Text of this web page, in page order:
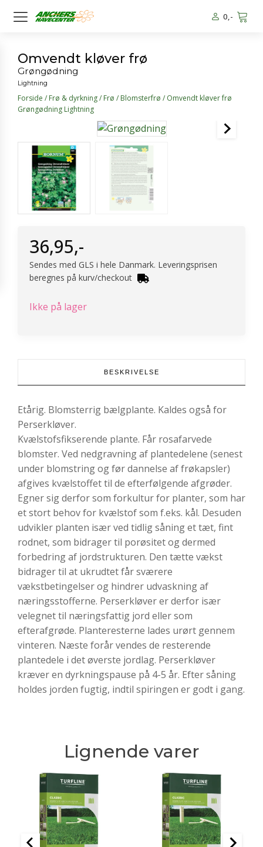
0,-
Forside / Frø & dyrkning/ Frø / Blomsterfrø / Omvendt kløver frø
Grøngødning Lightning
Omvendt kløver frø
Grøngødning
Lightning
36,95,-
Sendes med GLS i hele Danmark. Leveringsprisen
beregnes på kurv/checkout
Ikke på lager
BESKRIVELSE
Etårig. Blomsterrig bælgplante. Kaldes også for
Perserkløver.
Kvælstofsfikserende plante. Får rosafarvede
blomster. Ved nedgravning af plantedelene (senest
under blomstring og før dannelse af frøkapsler)
afgives kvælstoffet til de efterfølgende afgrøder.
Egner sig derfor som forkultur for planter, som har
et stort behov for kvælstof som f.eks. kål. Desuden
udvikler planten især ved tidlig såning et tæt, fint
rodnet, som bidrager til porøsitet og dermed
forbedring af jordstrukturen. Den tætte vækst
bidrager til at ukrudtet får sværere
vækstbetingelser og hindrer udvaskning af
næringsstofferne. Perserkløver er derfor især
velegnet til næringsfattig jord eller som
efterafgrøde. Planteresterne lades urørt gennem
vinteren. Næste forår vendes de resterende
plantedele i det øverste jordlag. Perserkløver
kræver en dyrkningspause på 4-5 år. Efter såning
holdes jorden fugtig, indtil spiringen er godt i gang.
Lignende varer